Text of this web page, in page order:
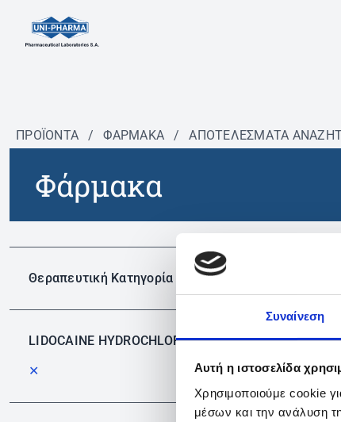
Συναίνεση
Αυτή η ιστοσελίδα
Χρησιμοποιούμε cookie
μέσων και την ανάλυση
ΠΡΟΪΟΝΤΑ / ΦΆΡΜΑΚΑ / ΑΠΟΤΕΛΕΣΜΑΤΑ
Φάρμακα
Θεραπευτική Κατηγορία
LIDOCAINE HYDROCHLORIDE
✕